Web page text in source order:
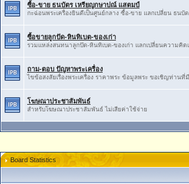
ซื้อ-ขาย ธนบัตร เหรียญกษาปณ์ แสตมป์
กะฉ่อนพระเครื่องยินดีเป็นศูนย์กลาง ซื้อ-ขาย แลกเปลี่ยน ธนบั
ซื้อขายลูกปัด-หินทิเบต-ของเก่า
รวมแหล่งสนทนาลูกปัด-หินทิเบต-ของเก่า ​แลกเปลี่ยน​ความ​คิด
ถาม-ตอบ ปัญหาพระเครื่อง
ไขข้อสงสัยเรื่องพระเครื่อง ราคาพระ ข้อมูลพระ ขอเชิญท่าน
โฆษณาประชาสัมพันธ์
สำหรับโฆษณาประชาสัมพันธ์ ไม่เสียค่าใช้จ่าย
Board Statistics